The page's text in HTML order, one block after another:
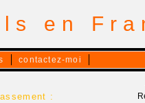
en
contactez-moi
: